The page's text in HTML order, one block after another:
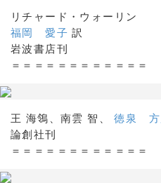
リチャード・ウォーリン
福岡 愛子 訳
岩波書店刊
＝＝＝＝＝＝＝＝＝＝＝＝
王 海鴒、南雲 智、徳泉 方
論創社刊
＝＝＝＝＝＝＝＝＝＝＝＝